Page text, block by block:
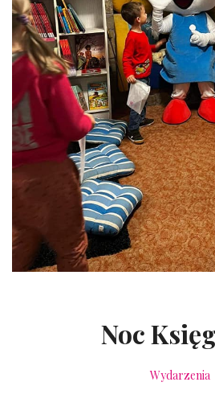
Noc
Wydarzenia